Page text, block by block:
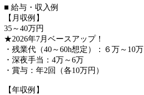
■ 給与・収入例
【月収例】
35～40万円
★2026年7月ベースアップ！
・残業代（40～60h想定）：６万～10万
・深夜手当：4万～6万
・賞与：年2回（各10万円）
【年収例】